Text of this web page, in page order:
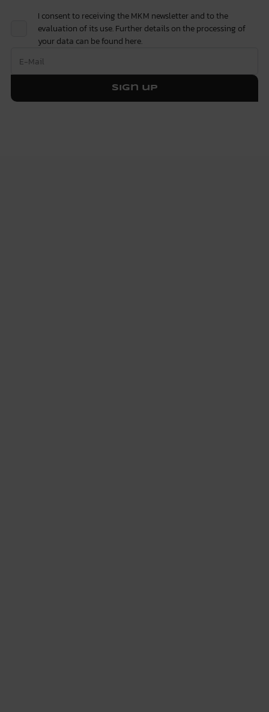
I consent to receiving the MKM newsletter and to the
evaluation of its use. Further details on the processing of
your data can be found here.
Sign up